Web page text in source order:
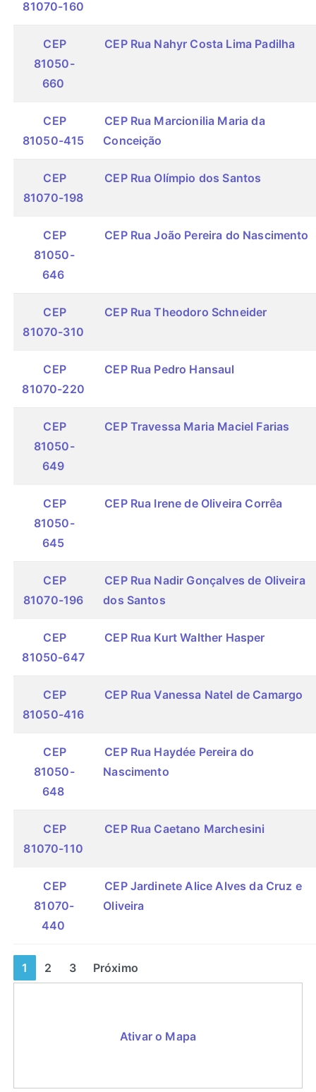
81070-160
CEP
81050-
660
CEP Rua Nahyr Costa Lima Padilha
CEP
81050-415
CEP Rua Marcionilia Maria da
Conceição
CEP
81070-198
CEP Rua Olímpio dos Santos
CEP
81050-
646
CEP Rua João Pereira do Nascimento
CEP
81070-310
CEP Rua Theodoro Schneider
CEP
81070-220
CEP Rua Pedro Hansaul
CEP
81050-
649
CEP Travessa Maria Maciel Farias
CEP
81050-
645
CEP Rua Irene de Oliveira Corrêa
CEP
81070-196
CEP Rua Nadir Gonçalves de Oliveira
dos Santos
CEP
81050-647
CEP Rua Kurt Walther Hasper
CEP
81050-416
CEP Rua Vanessa Natel de Camargo
CEP
81050-
648
CEP Rua Haydée Pereira do
Nascimento
CEP
81070-110
CEP Rua Caetano Marchesini
CEP
81070-
440
CEP Jardinete Alice Alves da Cruz e
Oliveira
1 2 3 Próximo
Ativar o Mapa